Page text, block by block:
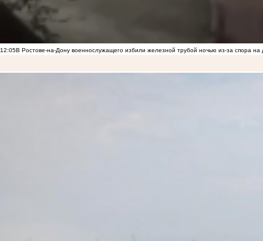
12:05В Ростове-на-Дону военнослужащего избили железной трубой ночью из-за спора на